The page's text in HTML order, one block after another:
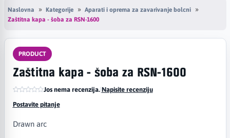
Naslovna Kategorije
Aparati i oprema za zavarivanje bolcni
Zaštitna kapa - šoba za RSN-1600
PRODUCT
Zaštitna kapa - šoba za RSN-1600
Jos nema recenzija.|Napisite recenziju
Postavite pitanje
Drawn arc